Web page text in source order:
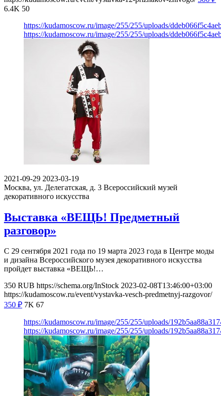
6.4K 50
https://kudamoscow.ru/image/255/255/uploads/
https://kudamoscow.ru/image/255/255/uploads/
2021-09-29 2023-03-19
Москва, ул. Делегатская, д. 3 Всероссийский музей
декоративного искусства
Выставка «ВЕЩЬ! Предметный
разговор»
С 29 сентября 2021 года по 19 марта 2023 года в Центре моды
и дизайна Всероссийского музея декоративного искусства
пройдет выставка «ВЕЩЬ!…
350 RUB https://schema.org/InStock 2023-02-08T13:46:00+03:00
https://kudamoscow.ru/event/vystavka-vesch-predmetnyj-razgovor/
350 ₽ 7K 67
https://kudamoscow.ru/image/255/255/uploads/
https://kudamoscow.ru/image/255/255/uploads/